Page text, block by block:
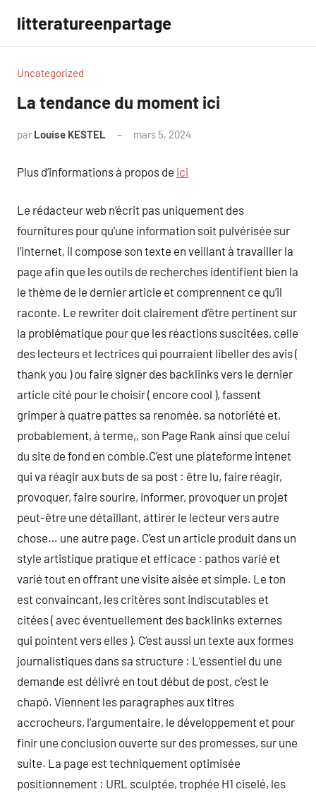
contenu
litteratureenpartage
Uncategorized
La tendance du moment ici
par Louise KESTEL mars 5, 2024
Plus d’informations à propos de ici
Le rédacteur web n’écrit pas uniquement des
fournitures pour qu’une information soit pulvérisée sur
l’internet, il compose son texte en veillant à travailler la
page afin que les outils de recherches identifient bien la
le thème de le dernier article et comprennent ce qu’il
raconte. Le rewriter doit clairement d’être pertinent sur
la problématique pour que les réactions suscitées, celle
des lecteurs et lectrices qui pourraient libeller des avis (
thank you ) ou faire signer des backlinks vers le dernier
article cité pour le choisir ( encore cool ), fassent
grimper à quatre pattes sa renomée, sa notoriété et,
probablement, à terme,, son Page Rank ainsi que celui
du site de fond en comble.C’est une plateforme intenet
qui va réagir aux buts de sa post : être lu, faire réagir,
provoquer, faire sourire, informer, provoquer un projet
peut-être une détaillant, attirer le lecteur vers autre
chose… une autre page. C’est un article produit dans un
style artistique pratique et efficace : pathos varié et
varié tout en offrant une visite aisée et simple. Le ton
est convaincant, les critères sont indiscutables et
citées ( avec éventuellement des backlinks externes
qui pointent vers elles ). C’est aussi un texte aux formes
journalistiques dans sa structure : L’essentiel du une
demande est délivré en tout début de post, c’est le
chapô. Viennent les paragraphes aux titres
accrocheurs, l’argumentaire, le développement et pour
finir une conclusion ouverte sur des promesses, sur une
suite. La page est techniquement optimisée
positionnement : URL sculptée, trophée H1 ciselé, les